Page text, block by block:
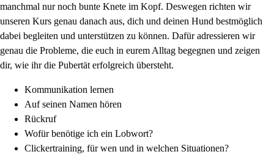
manchmal nur noch bunte Knete im Kopf. Deswegen richten wir
unseren Kurs genau danach aus, dich und deinen Hund bestmöglich
dabei begleiten und unterstützen zu können. Dafür adressieren wir
genau die Probleme, die euch in eurem Alltag begegnen und zeigen
dir, wie ihr die Pubertät erfolgreich übersteht.
Kommunikation lernen
Auf seinen Namen hören
Rückruf
Wofür benötige ich ein Lobwort?
Clickertraining, für wen und in welchen Situationen?